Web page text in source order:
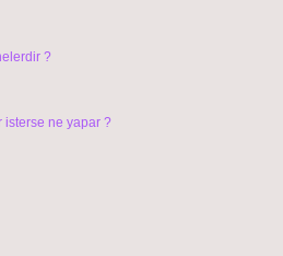
?
isterse ne yapar ?